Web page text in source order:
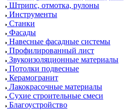
Штрипс, отмотка, рулоны
Инструменты
Станки
Фасады
Навесные фасадные системы
Профилированный лист
Звукоизоляционные материалы
Потолки подвесные
Керамогранит
Лакокрасочные материалы
Сухие строительные смеси
Благоустройство